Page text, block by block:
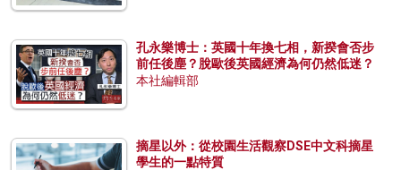
孔永樂博士：英國十年換七相，新揆會否步
前任後塵？脫歐後英國經濟為何仍然低迷？
本社編輯部
摘星以外：從校園生活觀察DSE中文科摘星
學生的一點特質